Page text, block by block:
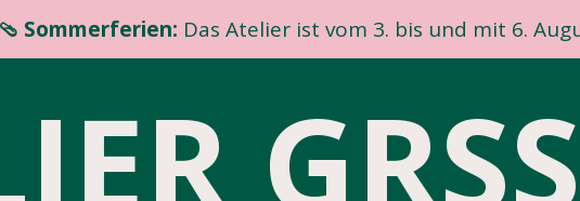
🩴 Sommerferien: Das Atelier ist vom 3. bis und mit 6.
GR